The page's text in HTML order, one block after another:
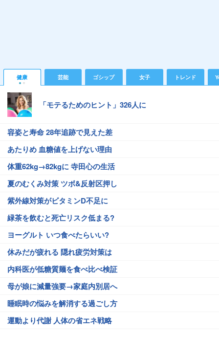
健康 芸能 ゴシップ 女子 トレンド
「モテるためのヒント」326人に
容姿と寿命 28年追跡で見えた差
あたりめ 血糖値を上げない理由
体重62kg→82kgに 寺田心の生活
夏のむくみ対策 ツボ&反射区押し
紫外線対策がビタミンD不足に
緑茶を飲むと死亡リスク低まる?
ヨーグルト いつ食べたらいい?
休みだが疲れる 隠れ疲労対策は
内科医が低糖質麺を食べ比べ検証
母が娘に減量強要→家庭内別居へ
睡眠時の悩みを解消する過ごし方
運動より代謝 人体の省エネ戦略